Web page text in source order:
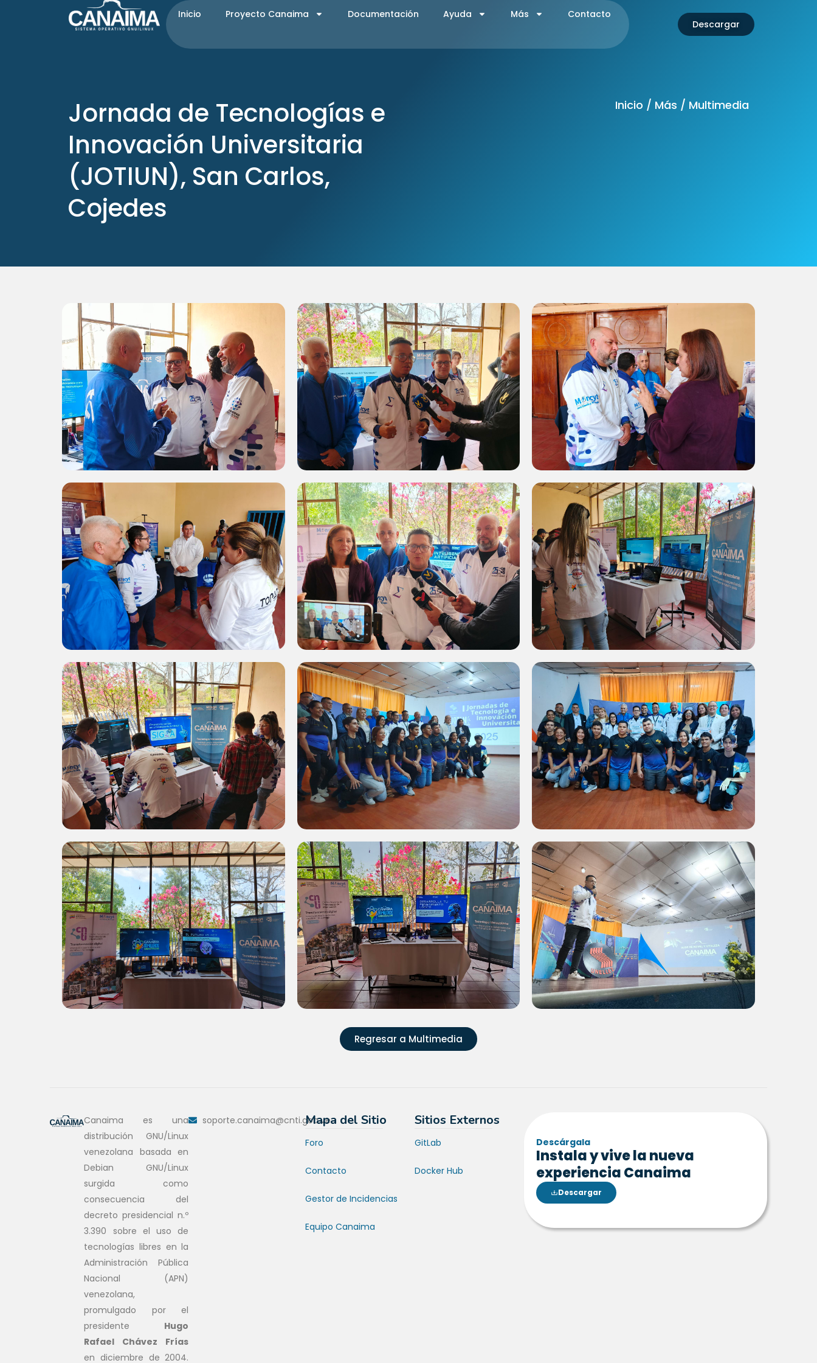
Inicio Proyecto Canaima Documentación Ayuda Más
Contacto
Descargar
Jornada de Tecnologías e
Innovación Universitaria
(JOTIUN), San Carlos,
Cojedes
Inicio / Más / Multimedia
Regresar a Multimedia
Canaima es una
distribución GNU/Linux
venezolana basada en
Debian GNU/Linux
surgida como
consecuencia del
decreto presidencial n.º
3.390 sobre el uso de
tecnologías libres en la
Administración Pública
Nacional (APN)
venezolana,
promulgado por el
presidente Hugo
Rafael Chávez Frías
en diciembre de 2004.
soporte.canaima@cnti.gob.veMapa del Sitio
Foro
Contacto
Gestor de Incidencias
Equipo Canaima
Sitios Externos
GitLab
Docker Hub
Descárgala
Instala y vive la nueva
experiencia Canaima
Descargar